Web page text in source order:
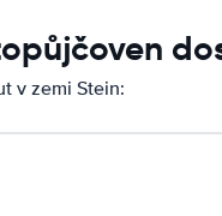
v zemi Stein: